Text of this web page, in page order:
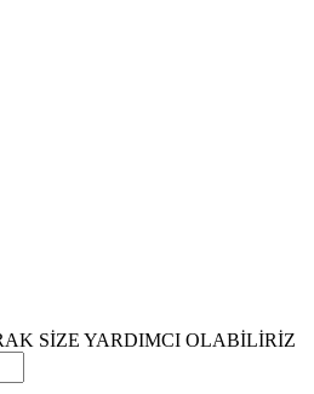
SİZE YARDIMCI OLABİLİRİZ